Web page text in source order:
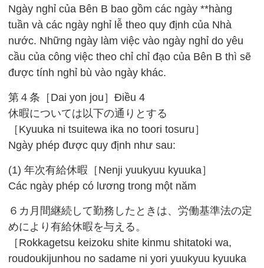
Ngày nghỉ của Bên B bao gồm các ngày **hàng
tuần và các ngày nghỉ lễ theo quy định của Nhà
nước. Những ngày làm việc vào ngày nghỉ do yêu
cầu của công việc theo chỉ chỉ đạo của Bên B thì sẽ
được tính nghỉ bù vào ngày khác.
第４条［Dai yon jou］Điều 4
休暇については以下の通りとする
［Kyuuka ni tsuitewa ika no toori tosuru］
Ngày phép được quy định như sau:
(1) 年次有給休暇［Nenji yuukyuu kyuuka］
Các ngày phép có lương trong một năm
６カ月間継続して勤務したときは、労働基準法の定
めにより有給休暇を与える。
［Rokkagetsu keizoku shite kinmu shitatoki wa,
roudoukijunhou no sadame ni yori yuukyuu kyuuka